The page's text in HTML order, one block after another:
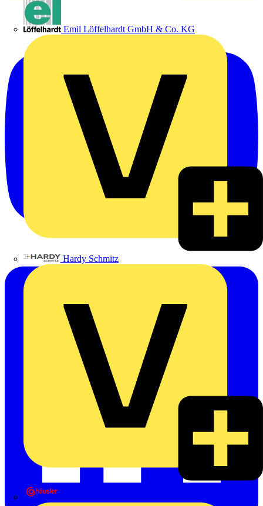
Emil Löffelhardt GmbH & Co. KG
Hardy Schmitz